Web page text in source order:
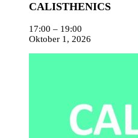
CALISTHENICS
17:00 – 19:00
Oktober 1, 2026